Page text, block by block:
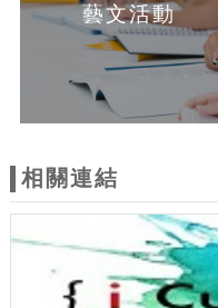
藝文活動
相關連結